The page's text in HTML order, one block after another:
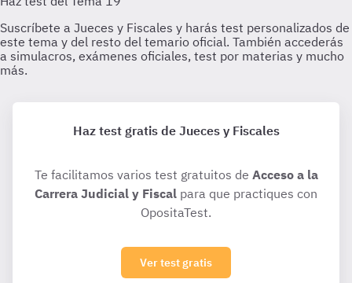
Haz test gratis de Jueces y Fiscales
Te facilitamos varios test gratuitos de Acceso a la
Carrera Judicial y Fiscal para que practiques con
OpositaTest.
Ver test gratis